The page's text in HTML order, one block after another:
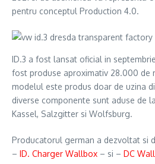
pentru conceptul Production 4.0.
ID.3 a fost lansat oficial in
fost produse aproximativ 28.000 de
modelul este produs doar de uzina
diverse componente sunt aduse de
Kassel, Salzgitter si Wolfsburg.
Producatorul german a dezvoltat si
– ID. Charger Wallbox – si – DC